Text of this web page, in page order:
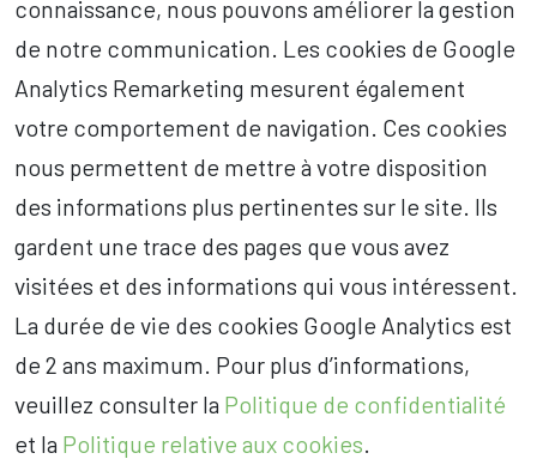
connaissance, nous pouvons améliorer la gestion
de notre communication. Les cookies de Google
Analytics Remarketing mesurent également
votre comportement de navigation. Ces cookies
nous permettent de mettre à votre disposition
des informations plus pertinentes sur le site. Ils
gardent une trace des pages que vous avez
visitées et des informations qui vous intéressent.
La durée de vie des cookies Google Analytics est
de 2 ans maximum. Pour plus d’informations,
veuillez consulter la Politique de confidentialité
et la Politique relative aux cookies.